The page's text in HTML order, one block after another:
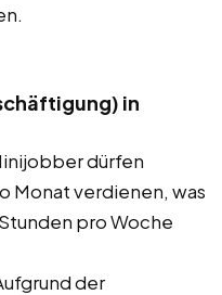
in
dürfen
Monat verdienen, was
pro Woche
der